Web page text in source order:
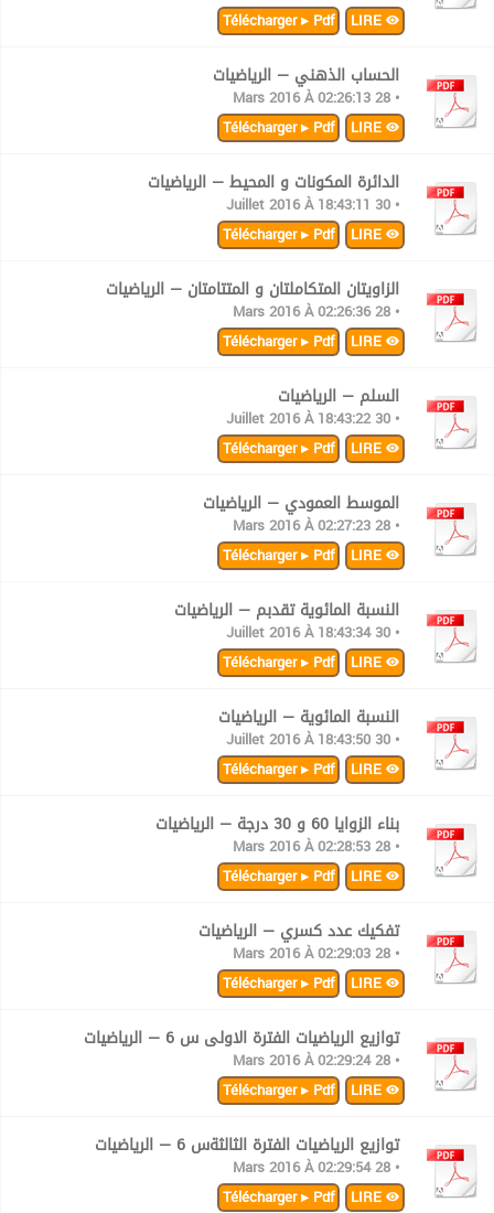
Télécharger ▸ Pdf
الحساب الذهني — الرياضيات
• 28 Mars 2016 À 02:26:13
Télécharger ▸ Pdf
الدائرة المكونات و المحيط — الرياضيات
• 30 Juillet 2016 À 18:43:11
Télécharger ▸ Pdf
الزاويتان المتكاملتان و المتتامتان — الرياضيات
• 28 Mars 2016 À 02:26:36
Télécharger ▸ Pdf
السلم — الرياضيات
• 30 Juillet 2016 À 18:43:22
Télécharger ▸ Pdf
الموسط العمودي — الرياضيات
• 28 Mars 2016 À 02:27:23
Télécharger ▸ Pdf
النسبة المائوية تقدبم — الرياضيات
• 30 Juillet 2016 À 18:43:34
Télécharger ▸ Pdf
النسبة المائوية — الرياضيات
• 30 Juillet 2016 À 18:43:50
Télécharger ▸ Pdf
بناء الزوايا 60 و 30 درجة — الرياضيات
• 28 Mars 2016 À 02:28:53
Télécharger ▸ Pdf
تفكيك عدد كسري — الرياضيات
• 28 Mars 2016 À 02:29:03
Télécharger ▸ Pdf
توازيع الرياضيات الفترة الاولى س 6 — الرياضيات
• 28 Mars 2016 À 02:29:24
Télécharger ▸ Pdf
توازيع الرياضيات الفترة الثالثةس 6 — الرياضيات
• 28 Mars 2016 À 02:29:54
Télécharger ▸ Pdf